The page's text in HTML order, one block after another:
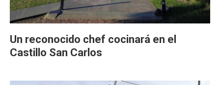
Un reconocido chef cocinará en el
Castillo San Carlos